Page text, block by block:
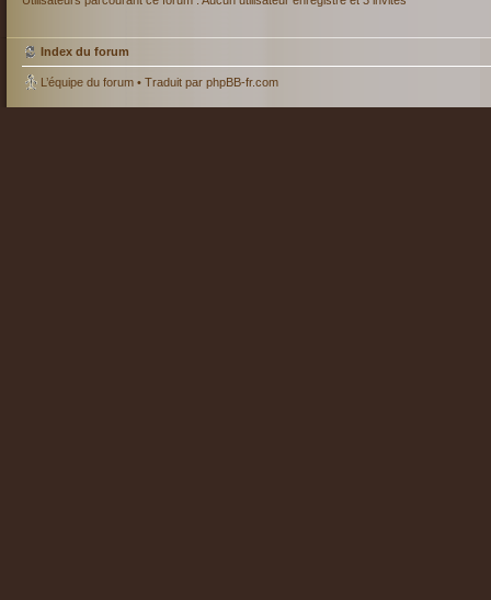
Index du forum
L’équipe du forum • Traduit par phpBB-fr.com